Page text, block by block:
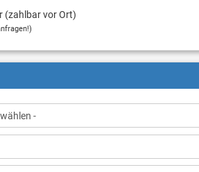
(zahlbar vor Ort)